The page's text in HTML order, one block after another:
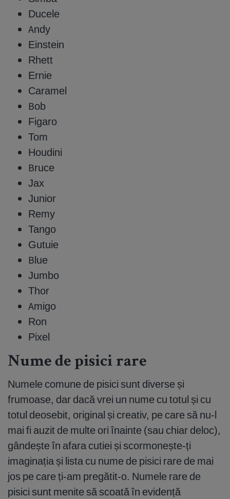
Ducele
Andy
Einstein
Rhett
Ernie
Caramel
Bob
Figaro
Tom
Houdini
Bruce
Jax
Junior
Remy
Tango
Gutuie
Blue
Jumbo
Thor
Amigo
Ron
Pixel
Nume de pisici rare
Numele comune de pisici sunt diverse și
frumoase, dar dacă vrei un nume cu totul și cu
totul deosebit, original și creativ, pe care să nu-l
mai fi auzit de multe ori înainte (sau chiar deloc),
gândește în afara cutiei și scormonește-ți
imaginația și lista cu nume de pisici rare de mai
jos pe care ți-am pregătit-o. Numele rare de
pisici sunt menite să scoată în evidență